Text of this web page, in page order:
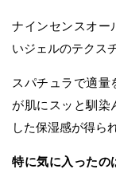
ナインセンスオー
いジェルのテクス
スパチュラで適量
が肌にスッと馴染
した保湿感が得ら
特に気に入ったの